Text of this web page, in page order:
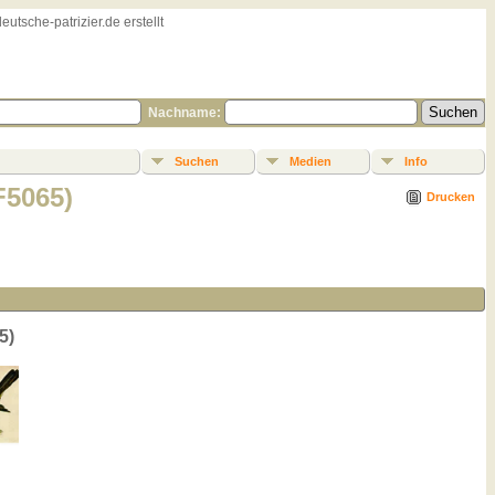
patrizier.de erstellt
Nachname:
Suchen Medien Info
Drucken